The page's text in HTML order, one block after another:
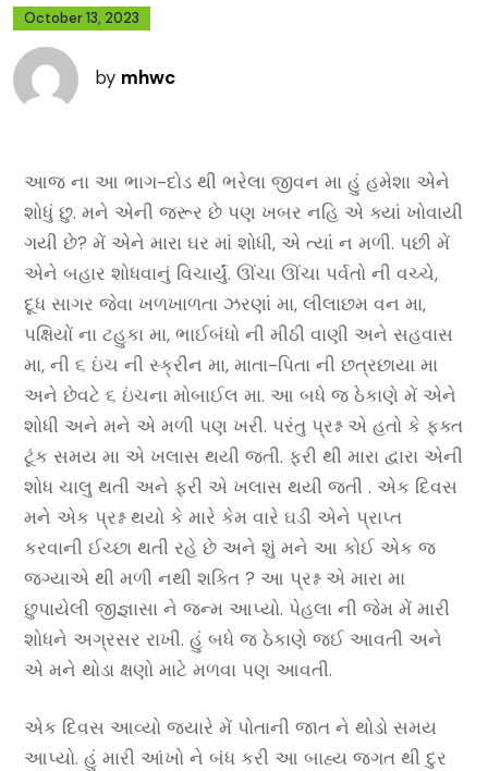
October 13, 2023
by mhwc
આજ ના આ ભાગ-દોડ થી ભરેલા જીવન મા હું હમેશા એને
શોધું છુ. મને એની જરૂર છે પણ ખબર નહિ એ ક્યાં ખોવાયી
ગયી છે? મેં એને મારા ઘર માં શોધી, એ ત્યાં ન મળી. પછી મેં
એને બહાર શોધવાનું વિચાર્યું. ઊંચા ઊંચા પર્વતો ની વચ્ચે,
દૂધ સાગર જેવા ખળખાળતા ઝરણાં મા, લીલાછમ વન મા,
પક્ષિયોં ના ટહુકા મા, ભાઈબંધો ની મીઠી વાણી અને સહવાસ
મા, ની ૬ ઇંચ ની સ્ક્રીન મા, માતા-પિતા ની છત્રછાયા મા
અને છેવટે ૬ ઇંચના મોબાઈલ મા. આ બધે જ ઠેકાણે મેં એને
શોધી અને મને એ મળી પણ ખરી. પરંતુ પ્રશ્ન એ હતો કે ફક્ત
ટૂંક સમય મા એ ખલાસ થયી જતી. ફરી થી મારા દ્વારા એની
શોધ ચાલુ થતી અને ફરી એ ખલાસ થયી જતી . એક દિવસ
મને એક પ્રશ્ન થયો કે મારે કેમ વારે ઘડી એને પ્રાપ્ત
કરવાની ઈચ્છા થતી રહે છે અને શું મને આ કોઈ એક જ
જગ્યાએ થી મળી નથી શક્તિ ? આ પ્રશ્ન એ મારા મા
છુપાયેલી જીજ્ઞાસા ને જન્મ આપ્યો. પેહલા ની જેમ મેં મારી
શોધને અગ્રસર રાખી. હું બધે જ ઠેકાણે જઈ આવતી અને
એ મને થોડા ક્ષણો માટે મળવા પણ આવતી.
એક દિવસ આવ્યો જયારે મેં પોતાની જાત ને થોડો સમય
આપ્યો. હું મારી આંખો ને બંધ કરી આ બાહ્ય જગત થી દુર